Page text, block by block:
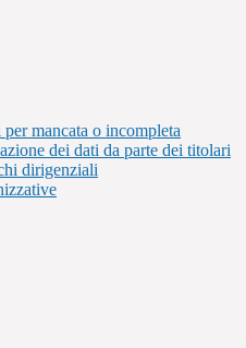
per mancata o incompleta
dei dati da parte dei titolari
dirigenziali